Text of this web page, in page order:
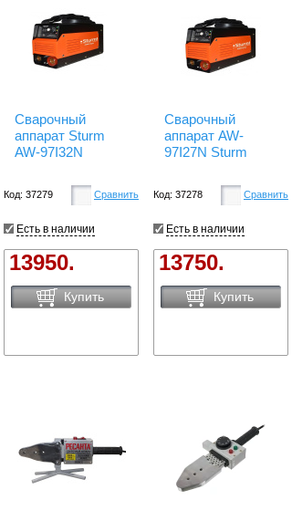
Сварочный
аппарат Sturm
AW-97I32N
Код: 37279 Сравнить
Есть в наличии
13950.
Купить
Сварочный
аппарат AW-
97I27N Sturm
Код: 37278 Сравнить
Есть в наличии
13750.
Купить